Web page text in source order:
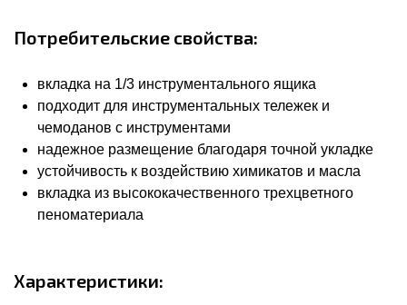
Потребительские свойства:
вкладка на 1/3 инструментального ящика
подходит для инструментальных тележек и
чемоданов с инструментами
надежное размещение благодаря точной укладке
устойчивость к воздействию химикатов и масла
вкладка из высококачественного трехцветного
пеноматериала
Характеристики: